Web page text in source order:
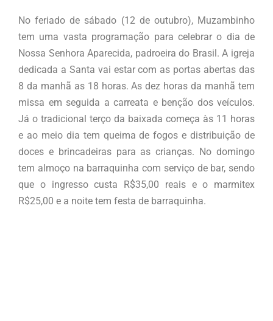
No feriado de sábado (12 de outubro), Muzambinho
tem uma vasta programação para celebrar o dia de
Nossa Senhora Aparecida, padroeira do Brasil. A igreja
dedicada a Santa vai estar com as portas abertas das
8 da manhã as 18 horas. As dez horas da manhã tem
missa em seguida a carreata e benção dos veículos.
Já o tradicional terço da baixada começa às 11 horas
e ao meio dia tem queima de fogos e distribuição de
doces e brincadeiras para as crianças. No domingo
tem almoço na barraquinha com serviço de bar, sendo
que o ingresso custa R$35,00 reais e o marmitex
R$25,00 e a noite tem festa de barraquinha.